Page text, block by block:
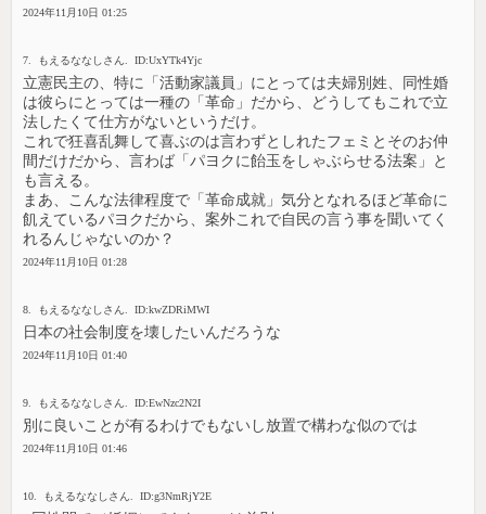
2024年11月10日 01:25
7. もえるななしさん. ID:UxYTk4Yjc
立憲民主の、特に「活動家議員」にとっては夫婦別姓、同性婚
は彼らにとっては一種の「革命」だから、どうしてもこれで立
法したくて仕方がないというだけ。
これで狂喜乱舞して喜ぶのは言わずとしれたフェミとそのお仲
間だけだから、言わば「パヨクに飴玉をしゃぶらせる法案」と
も言える。
まあ、こんな法律程度で「革命成就」気分となれるほど革命に
飢えているパヨクだから、案外これで自民の言う事を聞いてく
れるんじゃないのか？
2024年11月10日 01:28
8. もえるななしさん. ID:kwZDRiMWI
日本の社会制度を壊したいんだろうな
2024年11月10日 01:40
9. もえるななしさん. ID:EwNzc2N2I
別に良いことが有るわけでもないし放置で構わな似のでは
2024年11月10日 01:46
10. もえるななしさん. ID:g3NmRjY2E